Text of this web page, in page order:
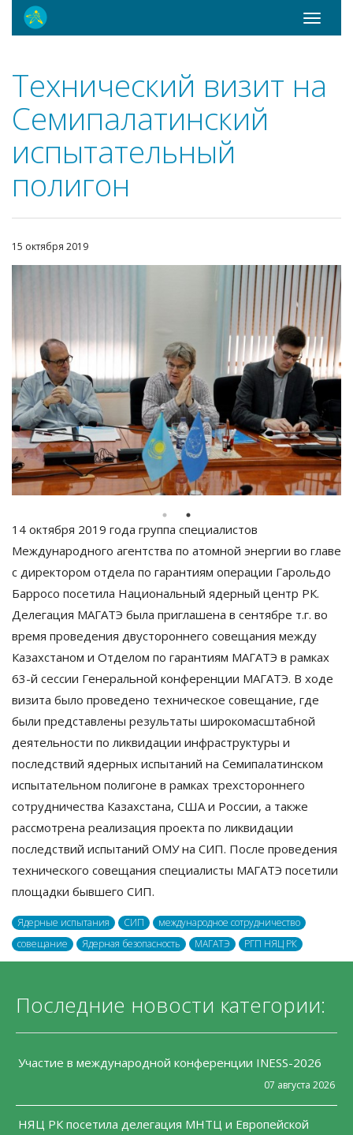
Toggle
Технический визит на
Семипалатинский
испытательный
полигон
15 октября 2019
14 октября 2019 года группа специалистов
Международного агентства по атомной энергии во главе
с директором отдела по гарантиям операции Гарольдо
Барросо посетила Национальный ядерный центр РК.
Делегация МАГАТЭ была приглашена в сентябре т.г. во
время проведения двустороннего совещания между
Казахстаном и Отделом по гарантиям МАГАТЭ в рамках
63-й сессии Генеральной конференции МАГАТЭ. В ходе
визита было проведено техническое совещание, где
были представлены результаты широкомасштабной
деятельности по ликвидации инфраструктуры и
последствий ядерных испытаний на Семипалатинском
испытательном полигоне в рамках трехстороннего
сотрудничества Казахстана, США и России, а также
рассмотрена реализация проекта по ликвидации
последствий испытаний ОМУ на СИП. После проведения
технического совещания специалисты МАГАТЭ посетили
площадки бывшего СИП.
Ядерные испытания СИП
международное сотрудничество
совещание
Ядерная безопасность МАГАТЭ РГП НЯЦ РК
Последние новости категории:
Участие в международной конференции INESS-2026
07 августа 2026
НЯЦ РК посетила делегация МНТЦ и Европейской